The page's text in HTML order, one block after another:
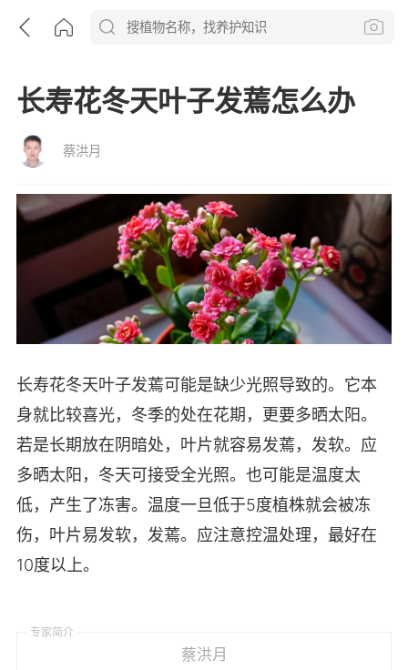
长寿花冬天叶子发蔫怎么办
蔡洪月
长寿花冬天叶子发蔫可能是缺少光照导致的。它本
身就比较喜光，冬季的处在花期，更要多晒太阳。
若是长期放在阴暗处，叶片就容易发蔫，发软。应
多晒太阳，冬天可接受全光照。也可能是温度太
低，产生了冻害。温度一旦低于5度植株就会被冻
伤，叶片易发软，发蔫。应注意控温处理，最好在
10度以上。
专家简介
蔡洪月